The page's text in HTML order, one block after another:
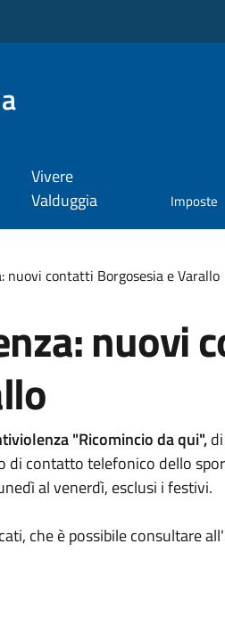
Vivere
Valduggia
Imposte
nuovi contatti Borgosesia e Varallo
nuovi
"Ricomincio da qui",
di contatto telefonico dello
al venerdì, esclusi i festivi.
che è possibile consultare